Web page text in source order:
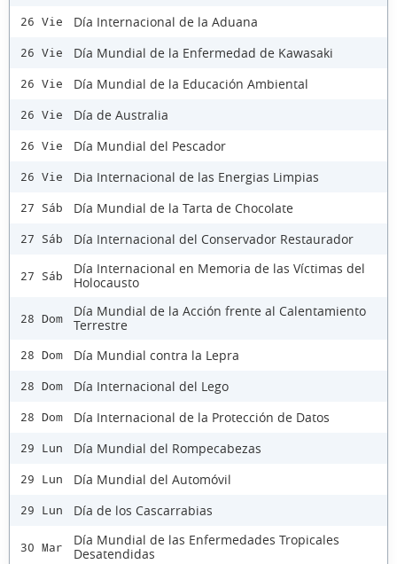
26 Vie Día Internacional de la Aduana
26 Vie Día Mundial de la Enfermedad de Kawasaki
26 Vie Día Mundial de la Educación Ambiental
26 Vie Día de Australia
26 Vie Día Mundial del Pescador
26 Vie Dia Internacional de las Energias Limpias
27 Sáb Día Mundial de la Tarta de Chocolate
27 Sáb Día Internacional del Conservador Restaurador
27 Sáb
Día Internacional en Memoria de las Víctimas del
Holocausto
28 Dom
Día Mundial de la Acción frente al Calentamiento
Terrestre
28 Dom Día Mundial contra la Lepra
28 Dom Día Internacional del Lego
28 Dom Día Internacional de la Protección de Datos
29 Lun Día Mundial del Rompecabezas
29 Lun Día Mundial del Automóvil
29 Lun Día de los Cascarrabias
30 Mar
Día Mundial de las Enfermedades Tropicales
Desatendidas